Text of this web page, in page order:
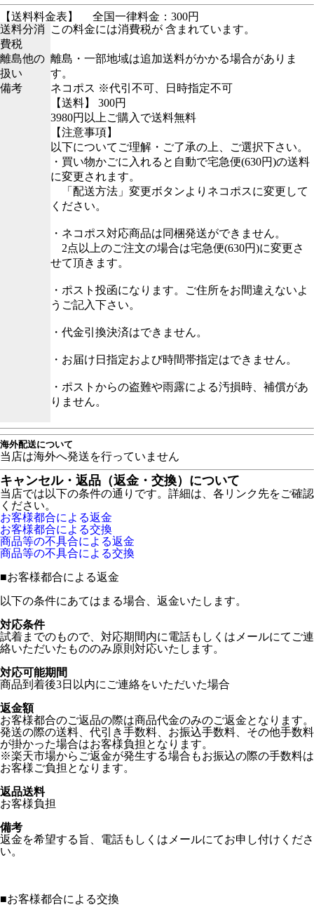
【送料料金表】
全国一律料金：300円
送料分消
費税
この料金には消費税が 含まれています。
離島他の
扱い
離島・一部地域は追加送料がかかる場合がありま
す。
備考
ネコポス ※代引不可、日時指定不可
【送料】 300円
3980円以上ご購入で送料無料
【注意事項】
以下についてご理解・ご了承の上、ご選択下さい。
・買い物かごに入れると自動で宅急便(630円)の送料
に変更されます。
「配送方法」変更ボタンよりネコポスに変更して
ください。
・ネコポス対応商品は同梱発送ができません。
2点以上のご注文の場合は宅急便(630円)に変更さ
せて頂きます。
・ポスト投函になります。ご住所をお間違えないよ
うご記入下さい。
・代金引換決済はできません。
・お届け日指定および時間帯指定はできません。
・ポストからの盗難や雨露による汚損時、補償があ
りません。
海外配送について
当店は海外へ発送を行っていません
キャンセル・返品（返金・交換）について
当店では以下の条件の通りです。詳細は、各リンク先をご確認
ください。
お客様都合による返金
お客様都合による交換
商品等の不具合による返金
商品等の不具合による交換
■お客様都合による返金
以下の条件にあてはまる場合、返金いたします。
対応条件
試着までのもので、対応期間内に電話もしくはメールにてご連
絡いただいたもののみ原則対応いたします。
対応可能期間
商品到着後3日以内にご連絡をいただいた場合
返金額
お客様都合のご返品の際は商品代金のみのご返金となります。
発送の際の送料、代引き手数料、お振込手数料、その他手数料
が掛かった場合はお客様負担となります。
※楽天市場からご返金が発生する場合もお振込の際の手数料は
お客様ご負担となります。
返品送料
お客様負担
備考
返金を希望する旨、電話もしくはメールにてお申し付けくださ
い。
■お客様都合による交換